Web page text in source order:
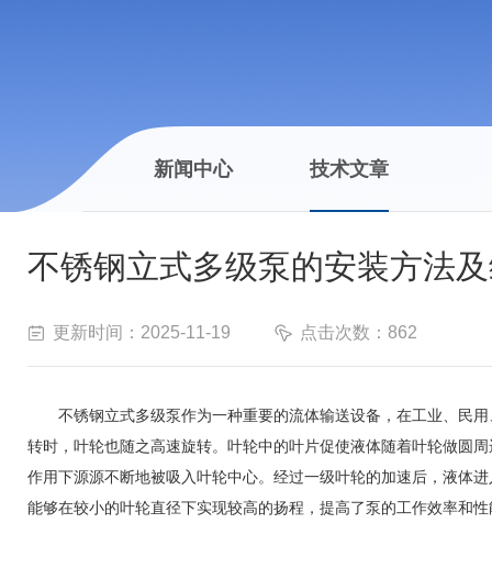
新闻中心 技术文章
不锈钢立式多级泵的安装方法
更新时间：2025-11-19 点击次数：862
不锈钢立式多级泵作为一种重要的流体输送设备，在工业、民用
转时，叶轮也随之高速旋转。叶轮中的叶片促使液体随着叶轮做圆
作用下源源不断地被吸入叶轮中心。经过一级叶轮的加速后，液体
能够在较小的叶轮直径下实现较高的扬程，提高了泵的工作效率和性